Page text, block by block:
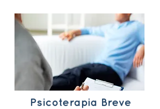
Psicoterapia Breve